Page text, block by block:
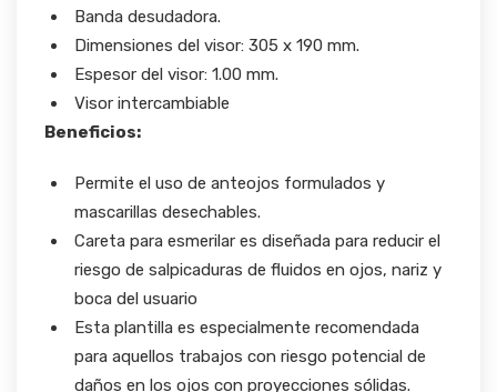
Banda desudadora.
Dimensiones del visor: 305 x 190 mm.
Espesor del visor: 1.00 mm.
Visor intercambiable
Beneficios:
Permite el uso de anteojos formulados y
mascarillas desechables.
Careta para esmerilar es diseñada para reducir el
riesgo de salpicaduras de fluidos en ojos, nariz y
boca del usuario
Esta plantilla es especialmente recomendada
para aquellos trabajos con riesgo potencial de
daños en los ojos con proyecciones sólidas.